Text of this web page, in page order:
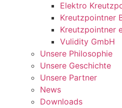
Elektro
Kreutzpointner
Kreutzpointner
Vulidity GmbH
Unsere Philosophie
Unsere Geschichte
Unsere Partner
News
Downloads